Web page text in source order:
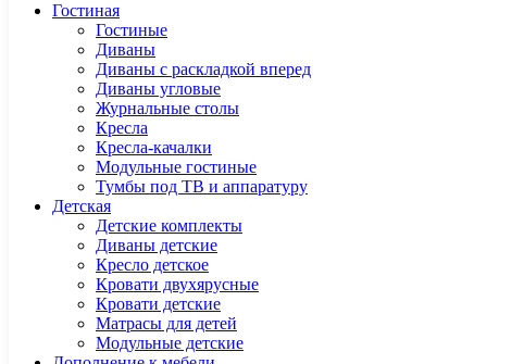
Гостиная
Гостиные
Диваны
Диваны с раскладкой вперед
Диваны угловые
Журнальные столы
Кресла
Кресла-качалки
Модульные гостиные
Тумбы под ТВ и аппаратуру
Детская
Детские комплекты
Диваны детские
Кресло детское
Кровати двухярусные
Кровати детские
Матрасы для детей
Модульные детские